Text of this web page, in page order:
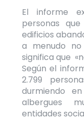
El informe
personas
edificios
a menudo
significa que
Según el
2.799
durmiendo
albergues
entidades